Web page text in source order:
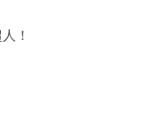
！